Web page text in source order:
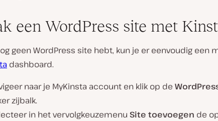
een WordPress site met
geen WordPress site hebt, kun je er eenvoudig een
dashboard.
naar je MyKinsta account en klik op de
zijbalk.
in het vervolgkeuzemenu Site toevoegen de